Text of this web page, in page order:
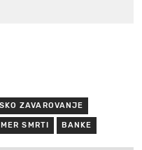
ZAVAROVANJE
SMRTI BANKE